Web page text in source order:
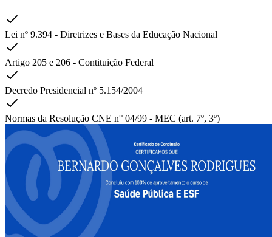
Lei nº 9.394 - Diretrizes e Bases da Educação Nacional
Artigo 205 e 206 - Contituição Federal
Decredo Presidencial nº 5.154/2004
Normas da Resolução CNE n° 04/99 - MEC (art. 7º, 3º)